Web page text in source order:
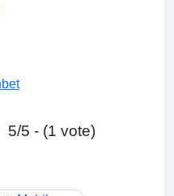
5/5 - (1 vote)